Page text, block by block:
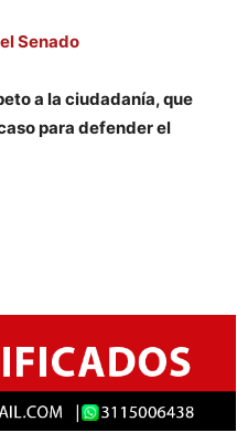
Senado
a la ciudadanía, que
para defender el